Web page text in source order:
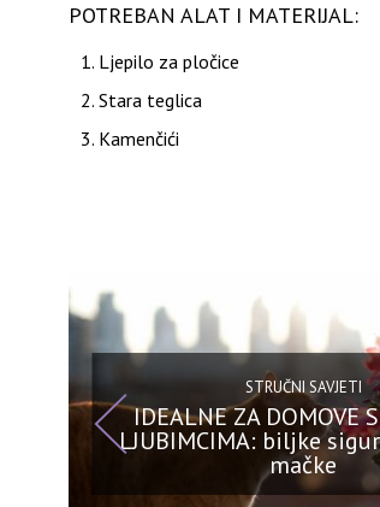
POTREBAN ALAT I MATERIJAL:
Ljepilo za pločice
Stara teglica
Kamenčići
STRUČNI SAVJETI
IDEALNE ZA DOMOVE
LJUBIMCIMA: biljke
mačke